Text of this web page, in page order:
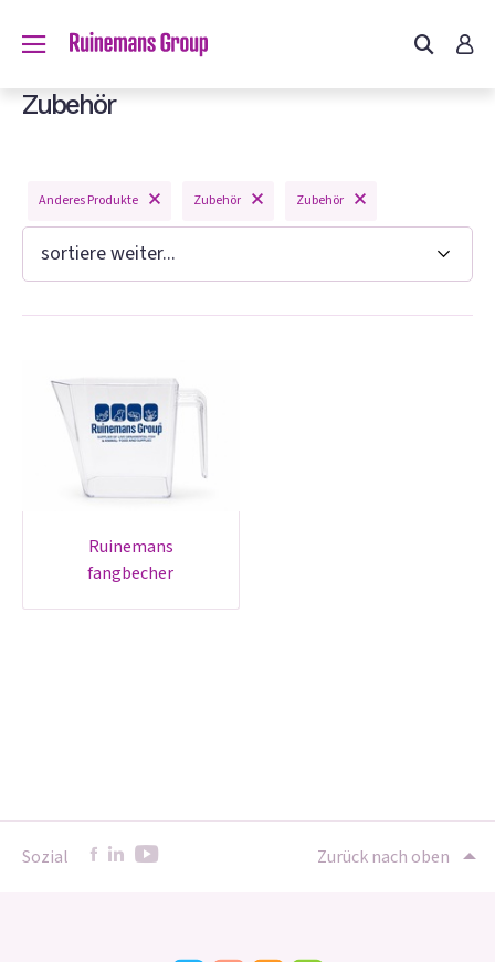
Zubehör
Anderes Produkte Zubehör Zubehör
ruinemans
fangbecher
Sozial Zurück nach oben